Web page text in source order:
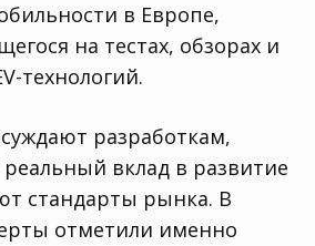
в Европе,
на тестах, обзорах и
технологий.
разработкам,
вклад в развитие
стандарты рынка. В
отметили именно